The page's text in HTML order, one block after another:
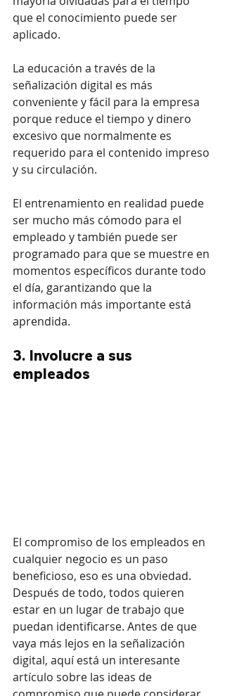
que el conocimiento puede ser
aplicado.
La educación a través de la
señalización digital es más
conveniente y fácil para la empresa
porque reduce el tiempo y dinero
excesivo que normalmente es
requerido para el contenido impreso
y su circulación.
El entrenamiento en realidad puede
ser mucho más cómodo para el
empleado y también puede ser
programado para que se muestre en
momentos específicos durante todo
el día, garantizando que la
información más importante está
aprendida.
3. Involucre a sus
empleados
El compromiso de los empleados en
cualquier negocio es un paso
beneficioso, eso es una obviedad.
Después de todo, todos quieren
estar en un lugar de trabajo que
puedan identificarse. Antes de que
vaya más lejos en la señalización
digital, aquí está un interesante
artículo sobre las ideas de